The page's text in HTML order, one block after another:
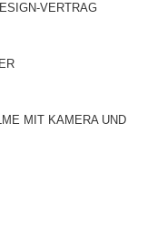
VERTRAG
MIT KAMERA UND